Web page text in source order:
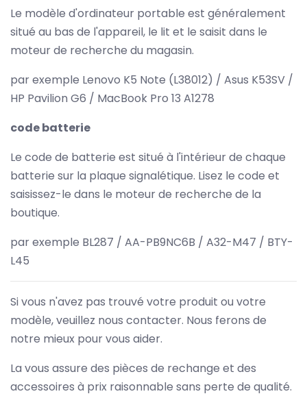
Le modèle d'ordinateur portable est généralement
situé au bas de l'appareil, le lit et le saisit dans le
moteur de recherche du magasin.
par exemple Lenovo K5 Note (L38012) / Asus K53SV /
HP Pavilion G6 / MacBook Pro 13 A1278
code batterie
Le code de batterie est situé à l'intérieur de chaque
batterie sur la plaque signalétique. Lisez le code et
saisissez-le dans le moteur de recherche de la
boutique.
par exemple BL287 / AA-PB9NC6B / A32-M47 / BTY-
L45
Si vous n'avez pas trouvé votre produit ou votre
modèle, veuillez nous contacter. Nous ferons de
notre mieux pour vous aider.
La vous assure des pièces de rechange et des
accessoires à prix raisonnable sans perte de qualité.